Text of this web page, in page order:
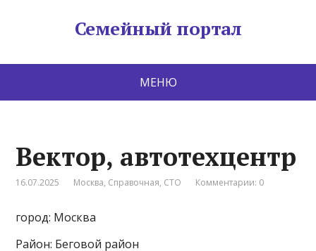
Семейный портал
МЕНЮ
Вектор, автотехцентр
16.07.2025 Москва, Справочная, СТО Комментарии: 0
город: Москва
Район: Беговой район